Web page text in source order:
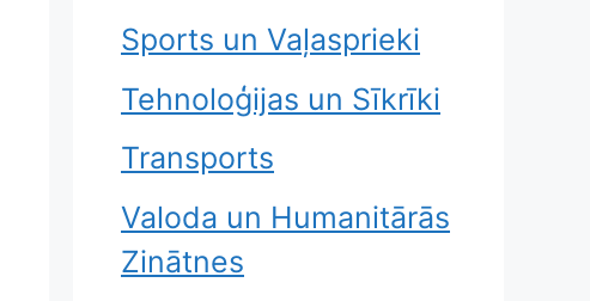
Sports un Vaļasprieki
Tehnoloģijas un Sīkrīki
Transports
Valoda un Humanitārās
Zinātnes